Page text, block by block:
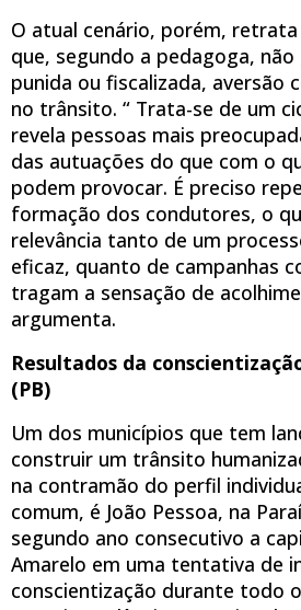
O atual cenário, porém,
que, segundo a pedagoga,
punida ou fiscalizada, aversão
no trânsito. “ Trata-se de um
revela pessoas mais
das autuações do que com o
podem provocar. É preciso
formação dos condutores, o
relevância tanto de um
eficaz, quanto de campanhas
tragam a sensação de
argumenta.
Resultados da
(PB)
Um dos municípios que tem
construir um trânsito
na contramão do perfil
comum, é João Pessoa, na
segundo ano consecutivo a
Amarelo em uma tentativa de
conscientização durante todo